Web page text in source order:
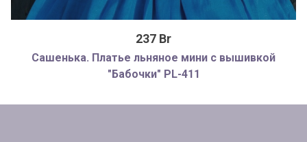
237 Br
Сашенька. Платье льняное мини с вышивкой
"Бабочки" PL-411